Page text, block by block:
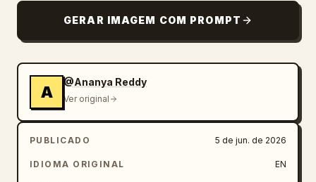
ilustrado vibrante, repleto de nuvens,
estrelas, foguetes, corações flutuantes,
criaturas extravagantes e edifícios em
miniatura desenhados à mão. Muitos elementos
de doodle estão emergindo parcialmente da
tela, misturando perfeitamente ilustração e
realidade. A mulher permanece completamente
fotorrealista e reage com curiosidade,
GERAR IMAGEM COM PROMPT
A
@Ananya Reddy
Ver original
PUBLICADO 5 de jun. de 2026
IDIOMA ORIGINAL EN